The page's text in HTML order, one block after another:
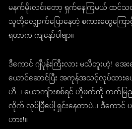
မနက်မိုးလင်းတော့ ရှက်နေကြမယ် ထင်သလ
သူတို့လျှောက်ပြောနေတဲ့ စကားတွေကြေ
ရတာက ကျနော်ပါဗျာ။
ဒီကောင် ဂျီပုန်းကြီးလား မသိဘူးဟဲ့! အေ
ယောင်ဆောင်ပြီး အကုန်အသင့်လုပ်ထား
ဟိ..၊ ယောကျ်ားစစ်ရင် ဟိုဖက်ကို တက်
လိုက် လုပ်ပြီပေါ့ ရှင်းနေတာပဲ..၊ ဒီကောင်
ဟား!။